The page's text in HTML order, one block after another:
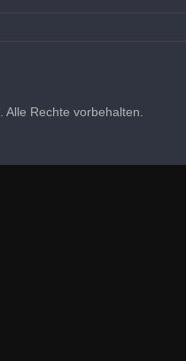
. Alle Rechte vorbehalten.